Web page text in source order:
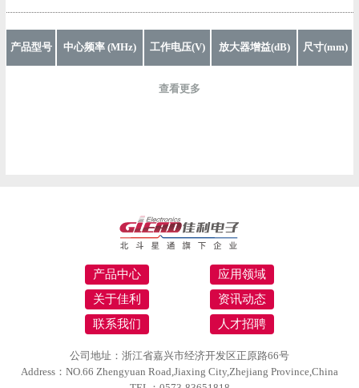
产品型号 中心频率 (MHz) 工作电压(V) 放大器增益(dB) 尺寸(mm)
查看更多
产品中心
应用领域
关于佳利
资讯动态
联系我们
人才招聘
公司地址：浙江省嘉兴市经济开发区正原路66号
Address：NO.66 Zhengyuan Road,Jiaxing City,Zhejiang Province,China